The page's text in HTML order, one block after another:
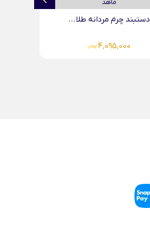
دستبند چرم مردانه طلا...
3,999,000 تومان